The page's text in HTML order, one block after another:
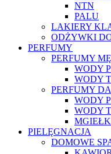
NTN
PALU
LAKIERY
ODŻYWKI
PERFUMY
PERFUMY
WODY
WODY
PERFUMY
WODY
WODY
PIELĘGNACJA
DOMOWE